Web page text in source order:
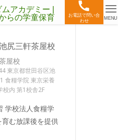
お電話で問い合
わせ
MENU
屋校
東京都世田谷区池
食糧学院 東京栄養
校内 第1校舎2F
学校法人食糧学
む放課後を提供